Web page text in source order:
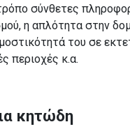
σύνθετες
η απλότητα στην
του σε
περιοχές κ.α.
κητώδη